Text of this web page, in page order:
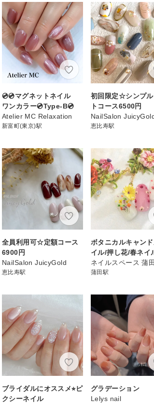
💿💿マグネットネイル
ワンカラー💿Type-B💿
Atelier MC Relaxation
新富町(東京)駅
初回限定☆シンプ
トコース6500円
NailSalon
恵比寿駅
全員利用可☆定額コース
6900円
NailSalon JuicyGold
恵比寿駅
ボタニカルキャン
イル/押し花/春ネイ
ネイルスペース 蒲田
蒲田駅
ブライダルにオススメ⭐︎ピ
クシーネイル
グラデーション
Lelys nail